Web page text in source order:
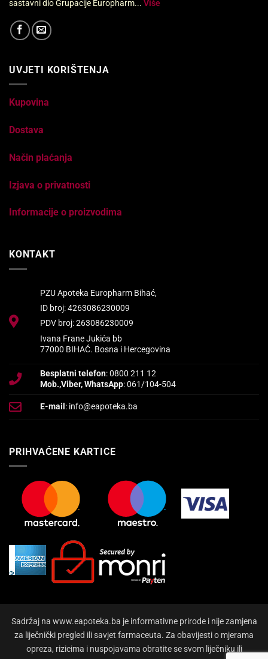
sastavni dio Grupacije Europharm... Više
UVJETI KORIŠTENJA
Kupovina
Dostava
Način plaćanja
Izjava o privatnosti
Informacije o proizvodima
KONTAKT
PZU Apoteka Europharm Bihać,
ID broj: 4263086230009
PDV broj: 263086230009
Ivana Frane Jukića bb
77000 BIHAĆ. Bosna i Hercegovina
Besplatni telefon: 0800 211 12
Mob.,Viber, WhatsApp: 061/104-504
E-mail : info@eapoteka.ba
PRIHVAĆENE KARTICE
Sadržaj na www.eapoteka.ba je informativne prirode i nije zamjena
za liječnički pregled ili savjet farmaceuta. Za obavijesti o mjerama
opreza, rizicima i nuspojavama obratite se svom liječniku ili